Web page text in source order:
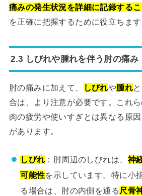
痛みの発生状況を詳細に記録するこ
を正確に把握するために役立ちます
2.3 しびれや腫れを伴う肘の痛み
肘の痛みに加えて、 しびれや腫れ
合は、より注意が必要です。これ
肉の疲労や使いすぎとは異なる原
があります。
しびれ ：肘周辺のしびれは、神
可能性を示しています。特に小
る場合は、肘の内側を通る 尺骨